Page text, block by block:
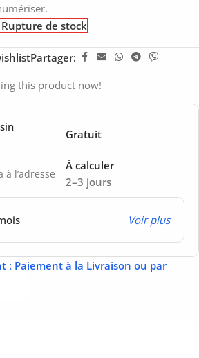
Rupture de stock
Partager:
this product now!
Gratuit
l’adresse
2–3 jours
À calculer
Voir plus
: Paiement à la Livraison ou par